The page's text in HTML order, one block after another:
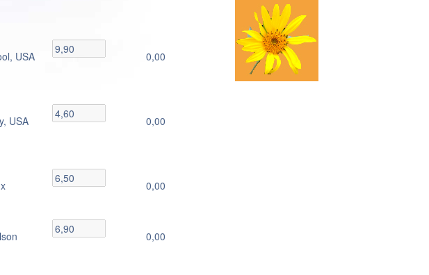
USA 0,00
USA 0,00
0,00
0,00